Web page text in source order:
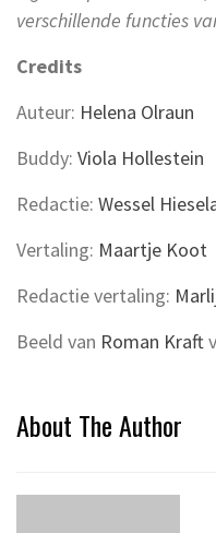
verschillende functies
Credits
Auteur: Helena Olraun
Buddy: Viola Hollestein
Redactie: Wessel
Vertaling: Maartje Koot
Redactie vertaling:
Beeld van Roman Kraft
About The Author